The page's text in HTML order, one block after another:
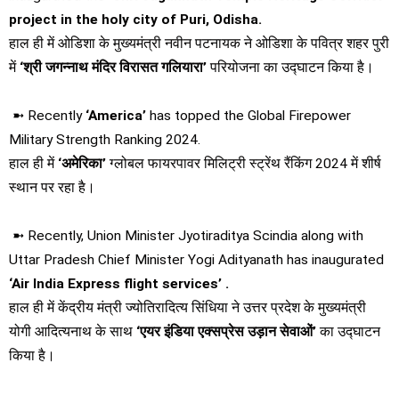
project in the holy city of Puri, Odisha.
हाल ही में ओडिशा के मुख्यमंत्री नवीन पटनायक ने ओडिशा के पवित्र शहर पुरी
में ‘श्री जगन्नाथ मंदिर विरासत गलियारा’परियोजना का उद्घाटन किया है।
➼ Recently ‘America’ has topped the Global Firepower
Military Strength Ranking 2024.
हाल ही में ‘अमेरिका’ग्लोबल फायरपावर मिलिट्री स्ट्रेंथ रैंकिंग 2024 में शीर्ष
स्थान पर रहा है।
➼ Recently, Union Minister Jyotiraditya Scindia along with
Uttar Pradesh Chief Minister Yogi Adityanath has inaugurated
‘Air India Express flight services’ .
हाल ही में केंद्रीय मंत्री ज्योतिरादित्य सिंधिया ने उत्तर प्रदेश के मुख्यमंत्री
योगी आदित्यनाथ के साथ ‘एयर इंडिया एक्सप्रेस उड़ान सेवाओं’का उद्घाटन
किया है।